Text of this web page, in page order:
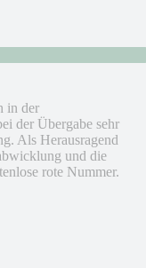
in der
der Übergabe sehr
Als Herausragend
und die
rote Nummer.